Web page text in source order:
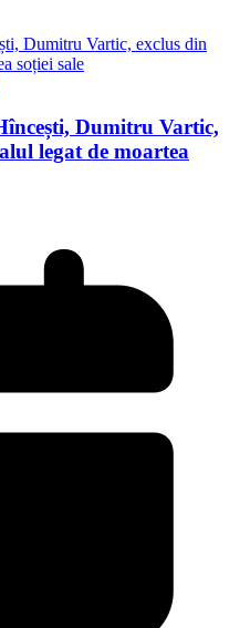
Dumitru Vartic,
legat de moartea